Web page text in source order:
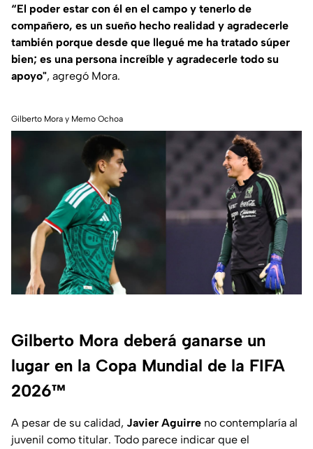
“El poder estar con él en el campo y tenerlo de
compañero, es un sueño hecho realidad y agradecerle
también porque desde que llegué me ha tratado súper
bien; es una persona increíble y agradecerle todo su
apoyo", agregó Mora.
Gilberto Mora y Memo Ochoa
Gilberto Mora deberá ganarse un
lugar en la Copa Mundial de la FIFA
2026™
A pesar de su calidad, Javier Aguirre no contemplaría al
juvenil como titular. Todo parece indicar que el